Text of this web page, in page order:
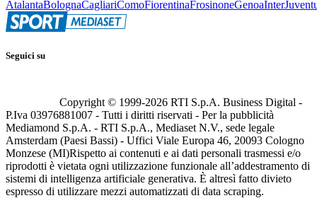
AtalantaBolognaCagliariComoFiorentinaFrosinoneGenoaInter
Seguici su
Copyright © 1999-2026 RTI S.p.A. Business Digital -
P.Iva 03976881007 - Tutti i diritti riservati - Per la pubblicità
Mediamond S.p.A. - RTI S.p.A., Mediaset N.V., sede legale
Amsterdam (Paesi Bassi) - Uffici Viale Europa 46, 20093 Cologno
Monzese (MI)Rispetto ai contenuti e ai dati personali trasmessi e/o
riprodotti è vietata ogni utilizzazione funzionale all’addestramento di
sistemi di intelligenza artificiale generativa. È altresì fatto divieto
espresso di utilizzare mezzi automatizzati di data scraping.